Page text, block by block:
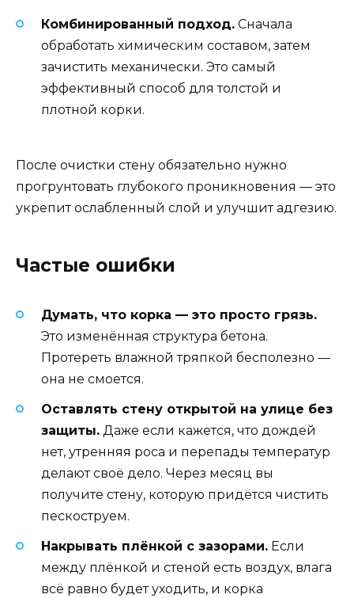
Комбинированный подход. Сначала
обработать химическим составом, затем
зачистить механически. Это самый
эффективный способ для толстой и
плотной корки.
После очистки стену обязательно нужно
прогрунтовать глубокого проникновения — это
укрепит ослабленный слой и улучшит адгезию.
Частые ошибки
Думать, что корка — это просто грязь.
Это изменённая структура бетона.
Протереть влажной тряпкой бесполезно —
она не смоется.
Оставлять стену открытой на улице без
защиты. Даже если кажется, что дождей
нет, утренняя роса и перепады температур
делают своё дело. Через месяц вы
получите стену, которую придётся чистить
пескоструем.
Накрывать плёнкой с зазорами. Если
между плёнкой и стеной есть воздух, влага
всё равно будет уходить, и корка